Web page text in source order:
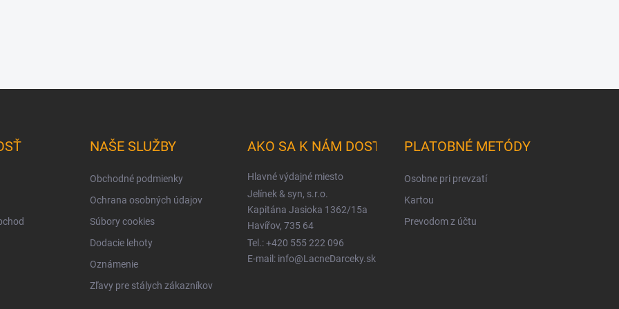
NAŠE SLUŽBY
Obchodné podmienky
Ochrana osobných údajov
Súbory cookies
Dodacie lehoty
Oznámenie
Zľavy pre stálych zákazníkov
AKO SA K NÁM DOSTANETE
Hlavné výdajné miesto
Jelínek & syn, s.r.o.
Kapitána Jasioka 1362/15a
Havířov, 735 64
Tel.: +420 555 222 096
E-mail: info@LacneDarceky.sk
PLATOBNÉ METÓDY
Osobne pri prevzatí
Kartou
Prevodom z účtu